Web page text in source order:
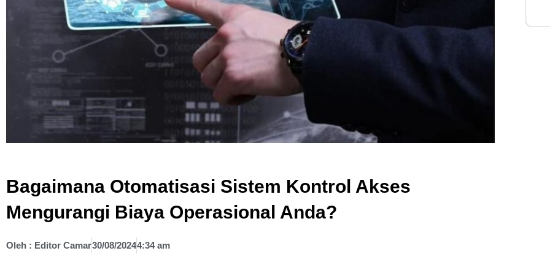
Bagaimana Otomatisasi Sistem Kontrol Akses
Mengurangi Biaya Operasional Anda?
Oleh : Editor Camar30/08/20244:34 am